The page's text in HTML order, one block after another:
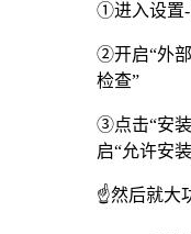
①进入设置-
②开启“外部
检查”
③点击“安
启“允许安
☝️然后就大